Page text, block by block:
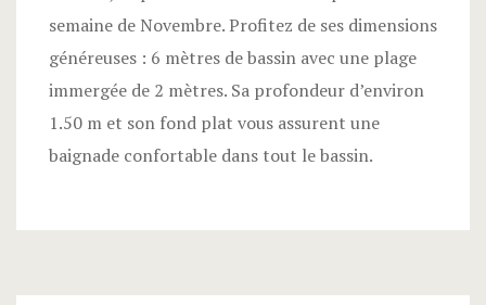
semaine de Novembre. Profitez de ses dimensions
généreuses : 6 mètres de bassin avec une plage
immergée de 2 mètres. Sa profondeur d’environ
1.50 m et son fond plat vous assurent une
baignade confortable dans tout le bassin.